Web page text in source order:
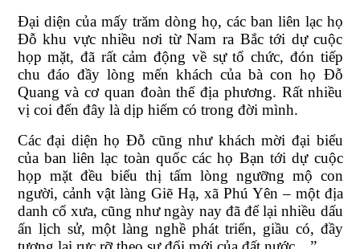
Đại diện của mấy trăm dòng họ, các ban liên lạc họ
Đỗ khu vực nhiều nơi từ Nam ra Bắc tới dự cuộc
họp mặt, đã rất cảm động về sự tổ chức, đón tiếp
chu đáo đầy lòng mến khách của bà con họ Đỗ
Quang và cơ quan đoàn thể địa phương. Rất nhiều
vị coi đến đây là dịp hiếm có trong đời mình.
Các đại diện họ Đỗ cũng như khách mời đại biểu
của ban liên lạc toàn quốc các họ Bạn tới dự cuộc
họp mặt đều biểu thị tấm lòng ngưỡng mộ con
người, cảnh vật làng Giẽ Hạ, xã Phú Yên – một địa
danh cổ xưa, cũng như ngày nay đã để lại nhiều dấu
ấn lịch sử, một làng nghề phát triển, giầu có, đầy